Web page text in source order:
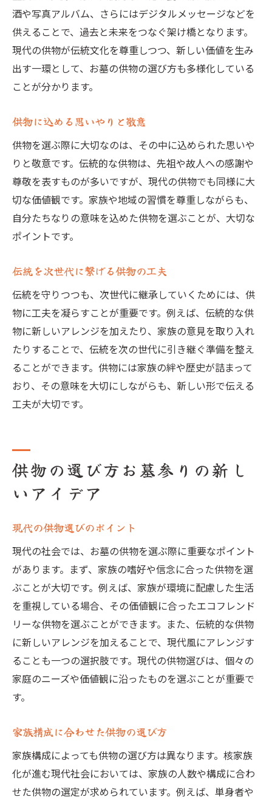
酒や写真アルバム、さらにはデジタルメッセージなどを
供えることで、過去と未来をつなぐ架け橋となります。
現代の供物が伝統文化を尊重しつつ、新しい価値を生み
出す一環として、お墓の供物の選び方も多様化している
ことが分かります。
供物に込める思いやりと敬意
供物を選ぶ際に大切なのは、その中に込められた思いや
りと敬意です。伝統的な供物は、先祖や故人への感謝や
尊敬を表すものが多いですが、現代の供物でも同様に大
切な価値観です。家族や地域の習慣を尊重しながらも、
自分たちなりの意味を込めた供物を選ぶことが、大切な
ポイントです。
伝統を次世代に繋げる供物の工夫
伝統を守りつつも、次世代に継承していくためには、供
物に工夫を凝らすことが重要です。例えば、伝統的な供
物に新しいアレンジを加えたり、家族の意見を取り入れ
たりすることで、伝統を次の世代に引き継ぐ準備を整え
ることができます。供物には家族の絆や歴史が詰まって
おり、その意味を大切にしながらも、新しい形で伝える
工夫が大切です。
供物の選び方お墓参りの新し
いアイデア
現代の供物選びのポイント
現代の社会では、お墓の供物を選ぶ際に重要なポイント
があります。まず、家族の嗜好や信念に合った供物を選
ぶことが大切です。例えば、家族が環境に配慮した生活
を重視している場合、その価値観に合ったエコフレンド
リーな供物を選ぶことができます。また、伝統的な供物
に新しいアレンジを加えることで、現代風にアレンジす
ることも一つの選択肢です。現代の供物選びは、個々の
家庭のニーズや価値観に沿ったものを選ぶことが重要で
す。
家族構成に合わせた供物の選び方
家族構成によっても供物の選び方は異なります。核家族
化が進む現代社会においては、家族の人数や構成に合わ
せた供物の選定が求められています。例えば、単身者や